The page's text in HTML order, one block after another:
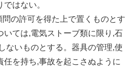
はない。
の許可を得た上で置くものとす
いては,電気ストーブ類に限り,石
ないものとする。器具の管理,使
任を持ち,事故を起こさぬように